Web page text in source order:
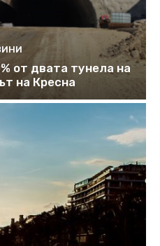
от двата тунела на
на Кресна